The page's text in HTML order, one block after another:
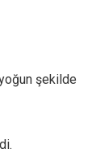
şekilde